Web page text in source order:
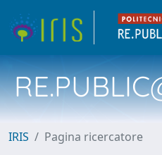
IRIS Pagina ricercatore